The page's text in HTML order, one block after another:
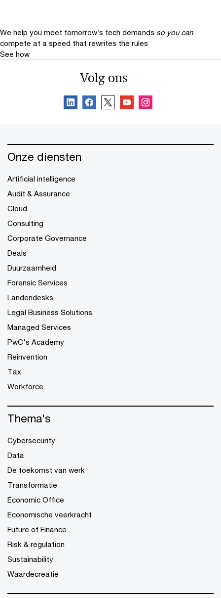
We help you meet tomorrow’s tech demands so you can
compete at a speed that rewrites the rules
See how
Volg ons
Onze diensten
Artificial intelligence
Audit & Assurance
Cloud
Consulting
Corporate Governance
Deals
Duurzaamheid
Forensic Services
Landendesks
Legal Business Solutions
Managed Services
PwC's Academy
Reinvention
Tax
Workforce
Thema's
Cybersecurity
Data
De toekomst van werk
Transformatie
Economic Office
Economische veerkracht
Future of Finance
Risk & regulation
Sustainability
Waardecreatie